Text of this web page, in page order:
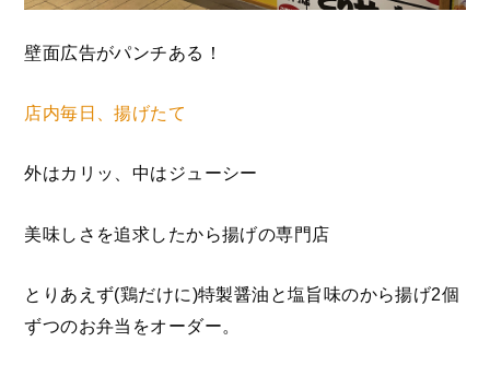
壁面広告がパンチある！
店内毎日、揚げたて
外はカリッ、中はジューシー
美味しさを追求したから揚げの専門店
とりあえず(鶏だけに)特製醤油と塩旨味のから揚げ2個
ずつのお弁当をオーダー。